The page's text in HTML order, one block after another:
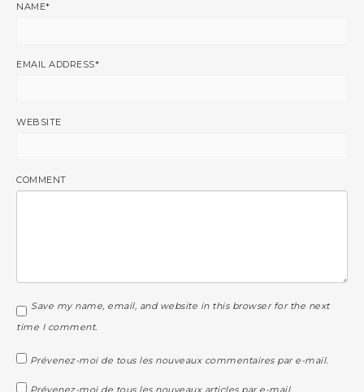
NAME*
EMAIL ADDRESS*
WEBSITE
COMMENT
Save my name, email, and website in this browser for the next
time I comment.
Prévenez-moi de tous les nouveaux commentaires par e-mail.
Prévenez-moi de tous les nouveaux articles par e-mail.